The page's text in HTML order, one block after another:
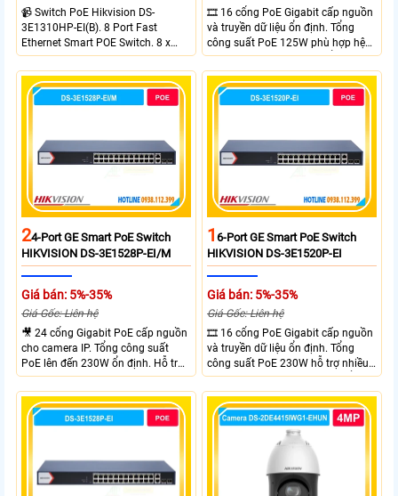
📹 Switch PoE Hikvision DS-
3E1310HP-EI(B). 8 Port Fast
Ethernet Smart POE Switch. 8 x
10/100M PoE Ports, 2 x Gigabit
Uplink Ports.
🎞 16 cổng PoE Gigabit cấp nguồn
và truyền dữ liệu ổn định. Tổng
công suất PoE 125W phù hợp hệ
thống camera IP vừa. 2 cổng RJ45
Gigabit và 2 cổng quang SFP mở
rộng linh hoạt. Hỗ trợ truyền PoE
xa tối đa lên đến 300 mét.
24-Port GE Smart PoE Switch
HIKVISION DS-3E1528P-EI/M
Giá bán: 5%-35%
Giá Gốc: Liên hệ
🎥 24 cổng Gigabit PoE cấp nguồn
cho camera IP. Tổng công suất
PoE lên đến 230W ổn định. Hỗ trợ
truyền PoE xa đến 300 mét. Băng
thông chuyển mạch đạt 68 Gbps
mạnh mẽ.
16-Port GE Smart PoE Switch
HIKVISION DS-3E1520P-EI
Giá bán: 5%-35%
Giá Gốc: Liên hệ
🎞 16 cổng PoE Gigabit cấp nguồn
và truyền dữ liệu ổn định. Tổng
công suất PoE 230W hỗ trợ nhiều
thiết bị cùng lúc. Tốc độ chuyển
mạch 68Gbps đảm bảo hiệu suất
cao ổn định. Hỗ trợ truyền PoE xa
lên đến 300m cho hệ thống